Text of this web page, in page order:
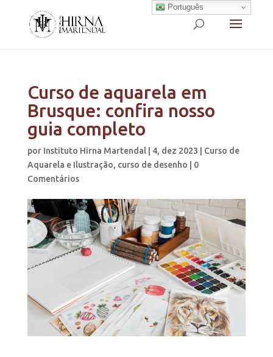
Curso de aquarela em
Brusque: confira nosso
guia completo
por Instituto Hirna Martendal| 4, dez 2023
Curso de
Aquarela e Ilustração, curso de desenho
0
Comentários
Português